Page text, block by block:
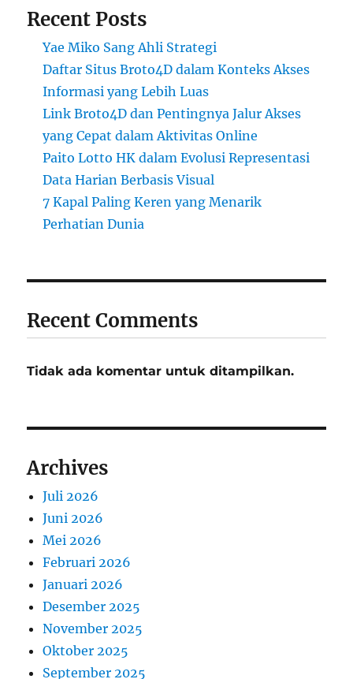
Recent Posts
Yae Miko Sang Ahli Strategi
Daftar Situs Broto4D dalam Konteks Akses
Informasi yang Lebih Luas
Link Broto4D dan Pentingnya Jalur Akses
yang Cepat dalam Aktivitas Online
Paito Lotto HK dalam Evolusi Representasi
Data Harian Berbasis Visual
7 Kapal Paling Keren yang Menarik
Perhatian Dunia
Recent Comments
Tidak ada komentar untuk ditampilkan.
Archives
Juli 2026
Juni 2026
Mei 2026
Februari 2026
Januari 2026
Desember 2025
November 2025
Oktober 2025
September 2025